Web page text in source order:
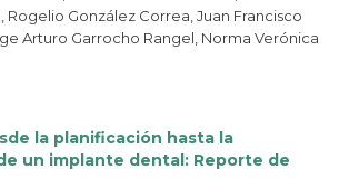
Rogelio González Correa, Juan Francisco
Arturo Garrocho Rangel, Norma Verónica
la planificación hasta la
un implante dental: Reporte de